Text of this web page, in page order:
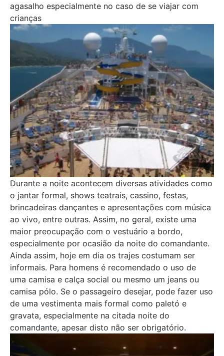
agasalho especialmente no caso de se viajar com
crianças
Durante a noite acontecem diversas atividades como
o jantar formal, shows teatrais, cassino, festas,
brincadeiras dançantes e apresentações com música
ao vivo, entre outras. Assim, no geral, existe uma
maior preocupação com o vestuário a bordo,
especialmente por ocasião da noite do comandante.
Ainda assim, hoje em dia os trajes costumam ser
informais. Para homens é recomendado o uso de
uma camisa e calça social ou mesmo um jeans ou
camisa pólo. Se o passageiro desejar, pode fazer uso
de uma vestimenta mais formal como paletó e
gravata, especialmente na citada noite do
comandante, apesar disto não ser obrigatório.